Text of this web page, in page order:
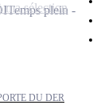
DU DER
Temps plein
ma sélection